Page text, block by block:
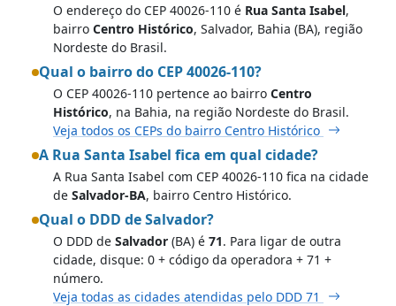
O endereço do CEP 40026-110 é Rua Santa Isabel,
bairro Centro Histórico, Salvador, Bahia (BA), região
Nordeste do Brasil.
Qual o bairro do CEP 40026-110?
O CEP 40026-110 pertence ao bairro Centro
Histórico, na Bahia, na região Nordeste do Brasil.
Veja todos os CEPs do bairro Centro Histórico
A Rua Santa Isabel fica em qual cidade?
A Rua Santa Isabel com CEP 40026-110 fica na cidade
de Salvador-BA, bairro Centro Histórico.
Qual o DDD de Salvador?
O DDD de Salvador (BA) é 71. Para ligar de outra
cidade, disque: 0 + código da operadora + 71 +
número.
Veja todas as cidades atendidas pelo DDD 71